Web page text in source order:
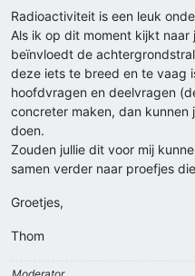
Radioactiviteit is een leuk
Als ik op dit moment kijkt
beïnvloedt de
deze iets te breed en te vaag
hoofdvragen en deelvragen
concreter maken, dan kunnen
doen.
Zouden jullie dit voor mij
samen verder naar proefjes
Groetjes,
Thom